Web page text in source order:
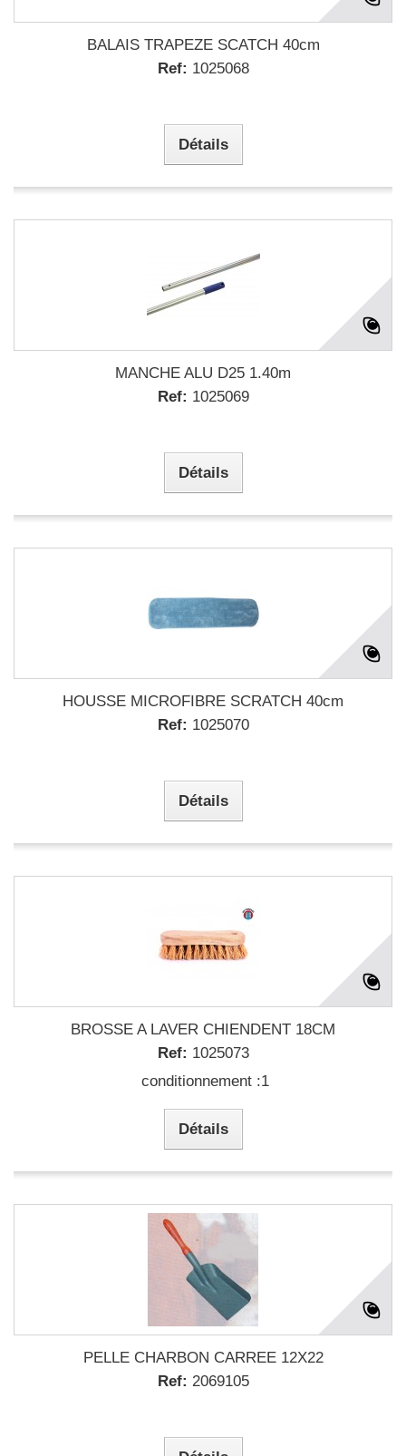
BALAIS TRAPEZE SCATCH 40cm
Ref: 1025068
Détails
MANCHE ALU D25 1.40m
Ref: 1025069
Détails
HOUSSE MICROFIBRE SCRATCH 40cm
Ref: 1025070
Détails
BROSSE A LAVER CHIENDENT 18CM
Ref: 1025073
conditionnement :1
Détails
PELLE CHARBON CARREE 12X22
Ref: 2069105